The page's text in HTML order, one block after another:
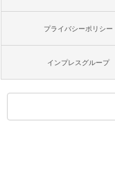
プライバシーポリシー
インプレスグループ